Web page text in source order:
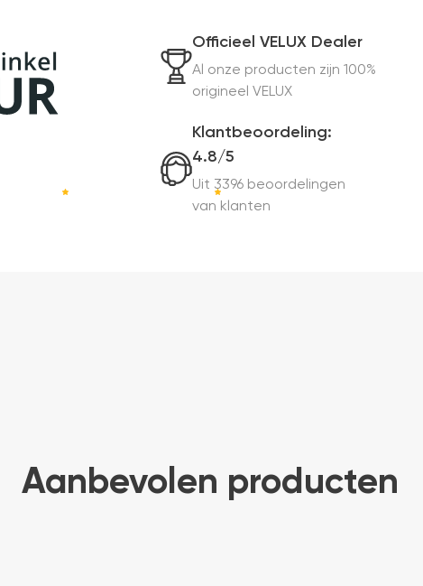
Officieel VELUX Dealer
Al onze producten zijn 100%
origineel VELUX
Klantbeoordeling:
4.8/5
Uit 3396 beoordelingen
van klanten
Aanbevolen producten